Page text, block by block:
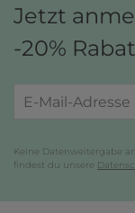
Jetzt
-20%
Keine Datenweitergabe
findest du unsere